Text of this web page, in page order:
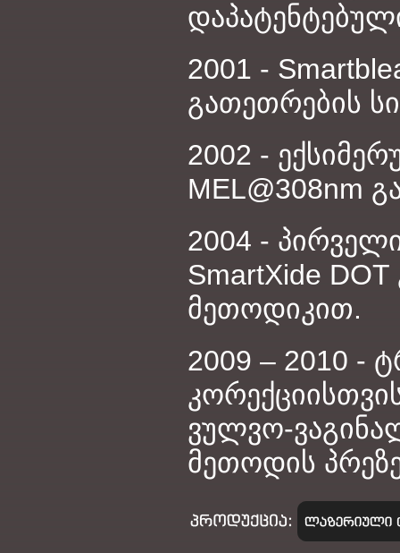
2001 -
გათეთრების
2002 -
MEL@308nm
2004 -
SmartXide
მეთოდიკით.
2009 – 2010 -
ვულვო-
მეთოდის